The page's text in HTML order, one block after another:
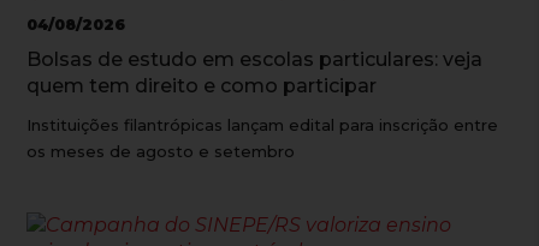
04/08/2026
Bolsas de estudo em escolas particulares: veja
quem tem direito e como participar
Instituições filantrópicas lançam edital para inscrição entre
os meses de agosto e setembro